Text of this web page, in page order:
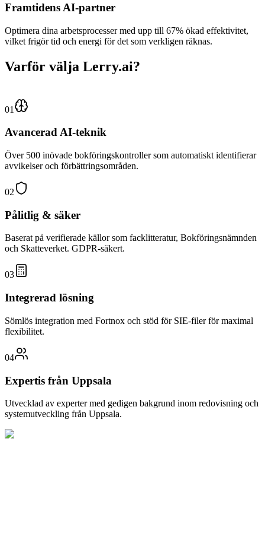
Framtidens AI-partner
Optimera dina arbetsprocesser med upp till 67% ökad effektivitet,
vilket frigör tid och energi för det som verkligen räknas.
Varför välja Lerry.ai?
01
Avancerad AI-teknik
Över 500 inövade bokföringskontroller som automatiskt identifierar
avvikelser och förbättringsområden.
02
Pålitlig & säker
Baserat på verifierade källor som facklitteratur, Bokföringsnämnden
och Skatteverket. GDPR-säkert.
03
Integrerad lösning
Sömlös integration med Fortnox och stöd för SIE-filer för maximal
flexibilitet.
04
Expertis från Uppsala
Utvecklad av experter med gedigen bakgrund inom redovisning och
systemutveckling från Uppsala.